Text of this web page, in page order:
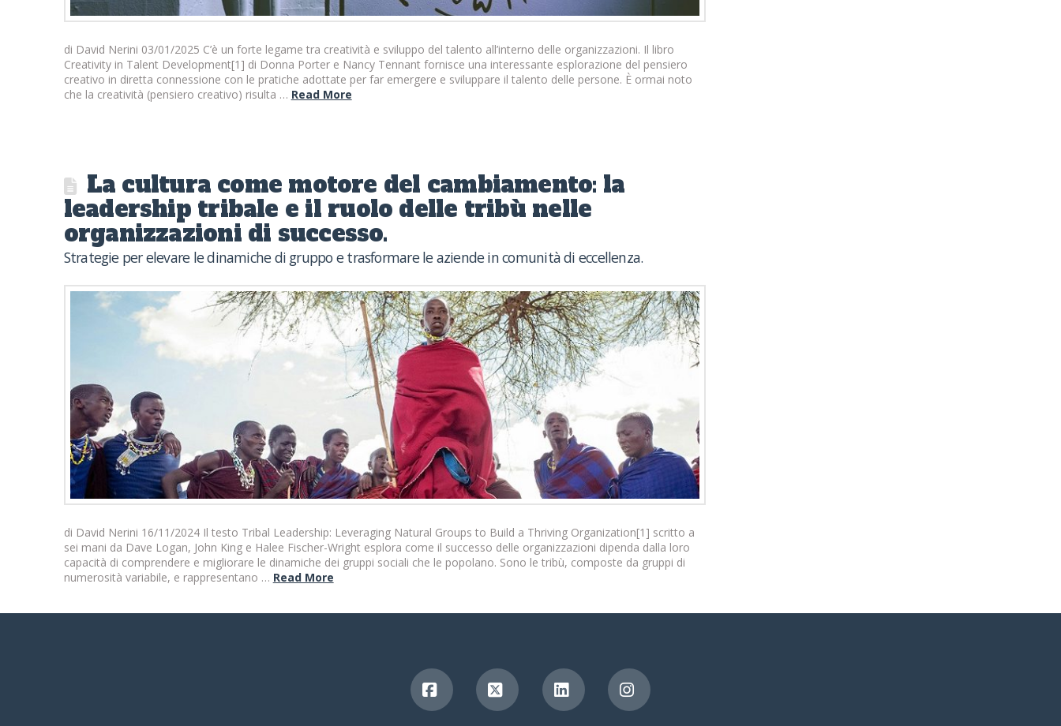
di David Nerini 03/01/2025 C’è un forte legame tra creatività e sviluppo del talento all’interno delle organizzazioni. Il libro
Creativity in Talent Development[1] di Donna Porter e Nancy Tennant fornisce una interessante esplorazione del pensiero
creativo in diretta connessione con le pratiche adottate per far emergere e sviluppare il talento delle persone. È ormai noto
che la creatività (pensiero creativo) risulta … Read More
La cultura come motore del cambiamento: la
leadership tribale e il ruolo delle tribù nelle
organizzazioni di successo.
Strategie per elevare le dinamiche di gruppo e trasformare le aziende in comunità di eccellenza.
di David Nerini 16/11/2024 Il testo Tribal Leadership: Leveraging Natural Groups to Build a Thriving Organization[1] scritto a
sei mani da Dave Logan, John King e Halee Fischer-Wright esplora come il successo delle organizzazioni dipenda dalla loro
capacità di comprendere e migliorare le dinamiche dei gruppi sociali che le popolano. Sono le tribù, composte da gruppi di
numerosità variabile, e rappresentano … Read More